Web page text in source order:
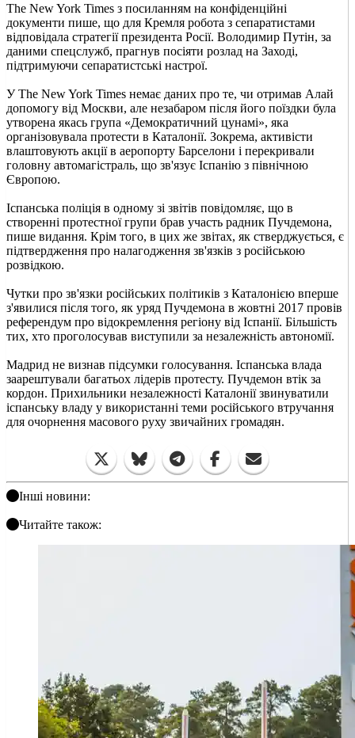
The New York Times з посиланням на конфіденційні
документи пише, що для Кремля робота з сепаратистами
відповідала стратегії президента Росії. Володимир Путін, за
даними спецслужб, прагнув посіяти розлад на Заході,
підтримуючи сепаратистські настрої.
У The New York Times немає даних про те, чи отримав Алай
допомогу від Москви, але незабаром після його поїздки була
утворена якась група «Демократичний цунамі», яка
організовувала протести в Каталонії. Зокрема, активісти
влаштовують акції в аеропорту Барселони і перекривали
головну автомагістраль, що зв'язує Іспанію з північною
Європою.
Іспанська поліція в одному зі звітів повідомляє, що в
створенні протестної групи брав участь радник Пучдемона,
пише видання. Крім того, в цих же звітах, як стверджується, є
підтвердження про налагодження зв'язків з російською
розвідкою.
Чутки про зв'язки російських політиків з Каталонією вперше
з'явилися після того, як уряд Пучдемона в жовтні 2017 провів
референдум про відокремлення регіону від Іспанії. Більшість
тих, хто проголосував виступили за незалежність автономії.
Мадрид не визнав підсумки голосування. Іспанська влада
заарештували багатьох лідерів протесту. Пучдемон втік за
кордон. Прихильники незалежності Каталонії звинуватили
іспанську владу у використанні теми російського втручання
для очорнення масового руху звичайних громадян.
Інші новини:
Читайте також: